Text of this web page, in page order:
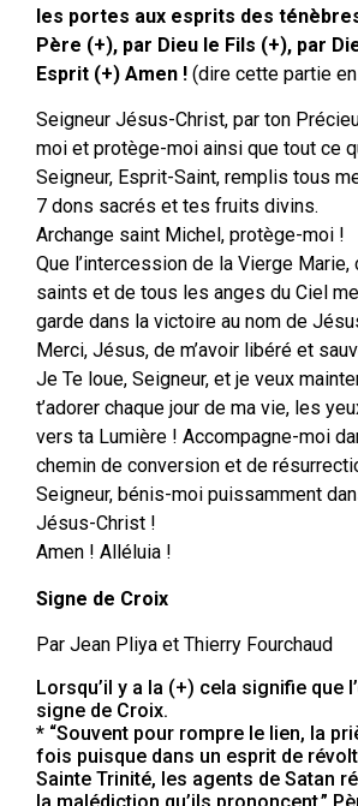
les portes aux esprits des
Père (+), par Dieu le Fils (+), par
Esprit (+) Amen ! (dire cette partie
Seigneur Jésus-Christ, par ton
moi et protège-moi ainsi que tout ce
Seigneur, Esprit-Saint, remplis tous
7 dons sacrés et tes fruits divins.
Archange saint Michel, protège-moi !
Que l’intercession de la Vierge
saints et de tous les anges du Ciel
garde dans la victoire au nom de
Merci, Jésus, de m’avoir libéré et
Je Te loue, Seigneur, et je veux
t’adorer chaque jour de ma vie, les
vers ta Lumière ! Accompagne-moi
chemin de conversion et de
Seigneur, bénis-moi puissamment
Jésus-Christ !
Amen ! Alléluia !
Signe de Croix
Par Jean Pliya et Thierry Fourchaud
Lorsqu’il y a la (+) cela signifie que
signe de Croix.
* “Souvent pour rompre le lien, la
fois puisque dans un esprit de
Sainte Trinité, les agents de Satan